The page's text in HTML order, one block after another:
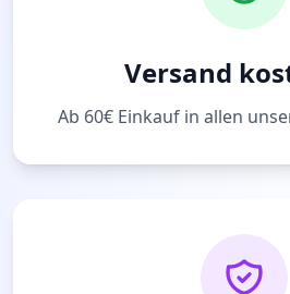
Versand
Ab 60€ Einkauf in allen